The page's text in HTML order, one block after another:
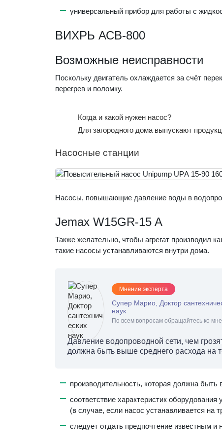
универсальный прибор для работы с
ВИХРЬ АСВ-800
Возможные неисправности
Поскольку двигатель охлаждается за счёт
перегрев и поломку.
Когда и какой нужен насос?
Для загородного дома выпускают
Насосные станции
Насосы, повышающие давление воды в
Jemax W15GR-15 A
Также желательно, чтобы агрегат производил
такие насосы устанавливаются внутри дома.
Мнение эксперта
Супер Марио, Доктор
наук
По всем вопросам обращайтесь ко
Давление водопроводной сети, чем
должна быть выше среднего расхода на
производительность, которая должна
соответствие характеристик
(в случае, если насос устанавливается на
следует отдать предпочтение известным